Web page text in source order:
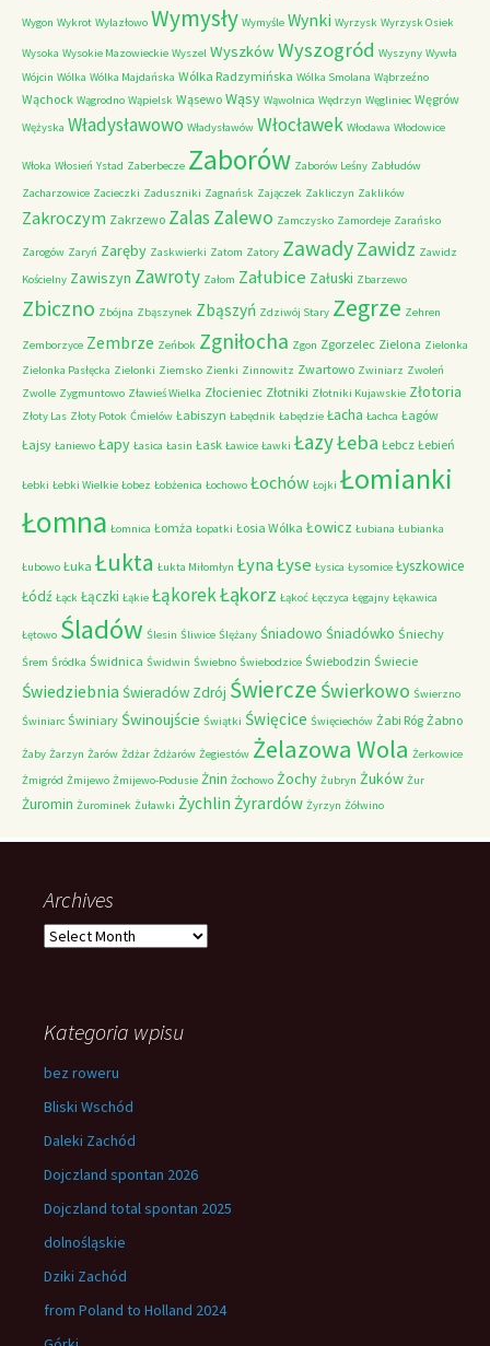
Wygon Wykrot Wylazłowo Wymysły Wymyśle Wynki Wyrzysk Wyrzysk Osiek
Wysoka Wysokie Mazowieckie Wyszel WyszkówWyszogród Wyszyny Wywła
Wójcin Wólka Wólka Majdańska Wólka Radzymińska Wólka Smolana Wąbrzeźno
Wąchock Wągrodno Wąpielsk Wąsewo Wąsy Wąwolnica Wędrzyn Węgliniec Węgrów
Wężyska Władysławowo Władysławów Włocławek Włodawa Włodowice
Włoka Włosień Ystad Zaberbecze Zaborów Zaborów Leśny Zabłudów
Zacharzowice Zacieczki Zaduszniki Zagnańsk Zajączek Zakliczyn Zaklików
Zakroczym Zakrzewo ZalasZalewo Zamczysko Zamordeje Zarańsko
Zarogów Zaryń Zaręby Zaskwierki Zatom Zatory ZawadyZawidz Zawidz
Kościelny Zawiszyn Zawroty Załom Załubice Załuski Zbarzewo
Zbiczno Zbójna Zbąszynek Zbąszyń Zdziwój Stary Zegrze Zehren
Zemborzyce Zembrze Zeńbok Zgniłocha Zgon Zgorzelec Zielona Zielonka
Zielonka Pasłęcka Zielonki Ziemsko Zienki Zinnowitz Zwartowo Zwiniarz Zwoleń
Zwolle Zygmuntowo Zławieś Wielka Złocieniec Złotniki Złotniki Kujawskie Złotoria
Złoty Las Złoty Potok Ćmielów Łabiszyn Łabędnik Łabędzie Łacha Łachca Łagów
Łajsy Łaniewo Łapy Łasica Łasin Łask Ławice Ławki ŁazyŁeba Łebcz Łebień
Łebki Łebki Wielkie Łobez Łobżenica Łochowo Łochów Łojki Łomianki
Łomna Łomnica Łomża Łopatki Łosia Wólka Łowicz Łubiana Łubianka
Łubowo Łuka Łukta Łukta Miłomłyn ŁynaŁyse Łysica Łysomice Łyszkowice
Łódź Łąck Łączki Łąkie ŁąkorekŁąkorz Łąkoć Łęczyca Łęgajny Łękawica
Łętowo Śladów Ślesin Śliwice Ślężany Śniadowo Śniadówko Śniechy
Śrem Śródka Świdnica Świdwin Świebno Świebodzice Świebodzin Świecie
Świedziebnia Świeradów Zdrój Świercze Świerkowo Świerzno
Świniarc Świniary Świnoujście Świątki Święcice Święciechów Żabi Róg Żabno
Żaby Żarzyn Żarów Żdżar Żdżarów Żegiestów Żelazowa Wola Żerkowice
Żmigród Żmijewo Żmijewo-Podusie Żnin Żochowo Żochy Żubryn Żuków Żur
Żuromin Żurominek Żuławki Żychlin Żyrardów Żyrzyn Żółwino
Archives
Archives
Kategoria wpisu
bez roweru
Bliski Wschód
Daleki Zachód
Dojczland spontan 2026
Dojczland total spontan 2025
dolnośląskie
Dziki Zachód
from Poland to Holland 2024